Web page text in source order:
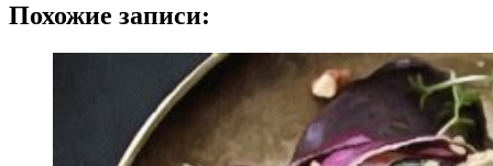
Похожие записи: